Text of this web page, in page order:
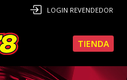
LOGIN REVENDEDOR
TIENDA